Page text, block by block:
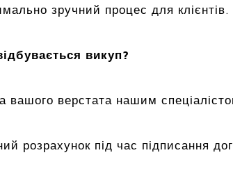
зручний процес для клієнтів.
викуп?
вашого верстата нашим
розрахунок під час підписання